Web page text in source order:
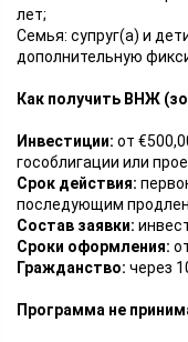
лет;
Семья: супруг(а) и
дополнительную
Как получить ВНЖ
Инвестиции: от
гособлигации или
Срок действия:
последующим
Состав заявки:
Сроки оформления:
Гражданство: через
Программа не